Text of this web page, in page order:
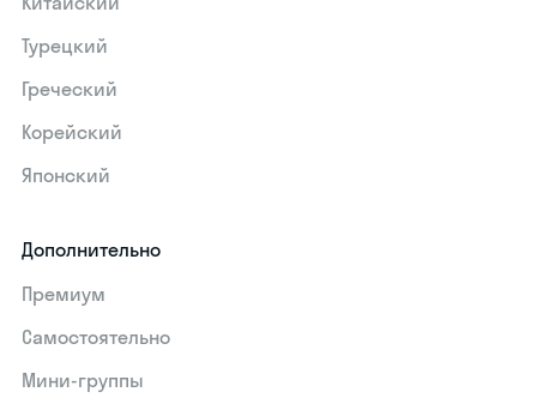
Турецкий
Греческий
Корейский
Японский
Дополнительно
Премиум
Самостоятельно
Мини-группы